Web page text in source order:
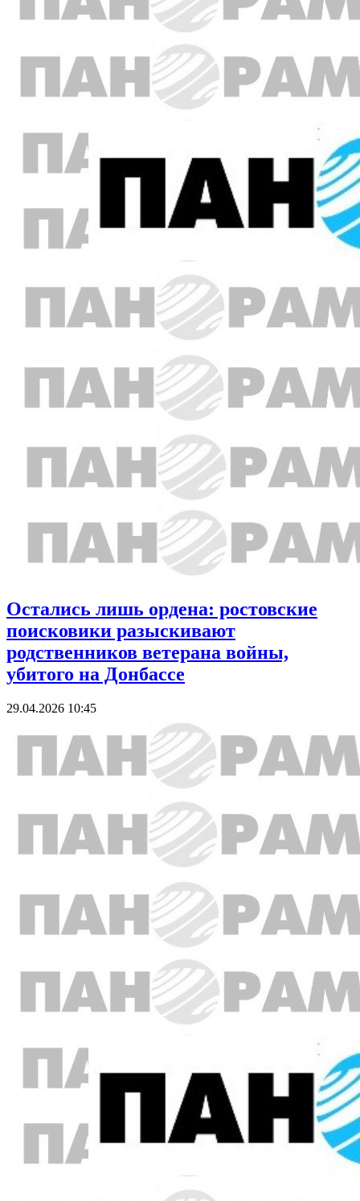
Остались лишь ордена: ростовские
поисковики разыскивают
родственников ветерана войны,
убитого на Донбассе
29.04.2026 10:45